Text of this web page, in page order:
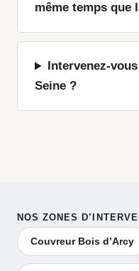
même temps que
Intervenez-
Seine ?
NOS ZONES
Couvreur Bois d’Arcy